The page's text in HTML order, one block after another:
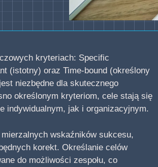
kryteriach: Specific
(istotny) oraz Time-bound (określony
niezbędne dla skutecznego
określonym kryteriom, cele stają się
indywidualnym, jak i organizacyjnym.
wskaźników sukcesu,
korekt. Określanie celów
do możliwości zespołu, co